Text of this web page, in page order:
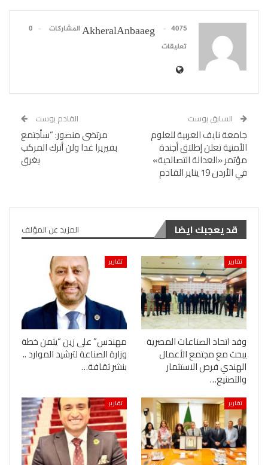
AkheralAnbaaeg 4075 المشاركات
0
تعليقات
السابق بوست
جامعة نايف العربية للعلوم
الأمنية تعلن إطلاق أجندة
مؤتمر «العدالة التصالحية»
في الأردن 19 يناير القادم
القادم بوست
مرتضى منصور: “سأجتمع
بفيريرا غدا ولن أترك المركب
يغرق
قد يعجبك ايضا المزيد عن المؤلف
تقارير
وفد اتحاد الصناعات المصرية
يبحث مع مجتمع الأعمال
الهندي فرص الاستثمار
والتصنيع…
تقارير
مهندس” على زين “يثمن خطة
وزارة الصناعة لترشيد الموارد ..
بنشر ثقافة…
تقارير تقارير